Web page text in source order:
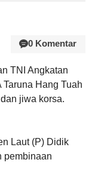
0 Komentar
TNI Angkatan
Hang Tuah
jiwa korsa.
Laut (P) Didik
pembinaan